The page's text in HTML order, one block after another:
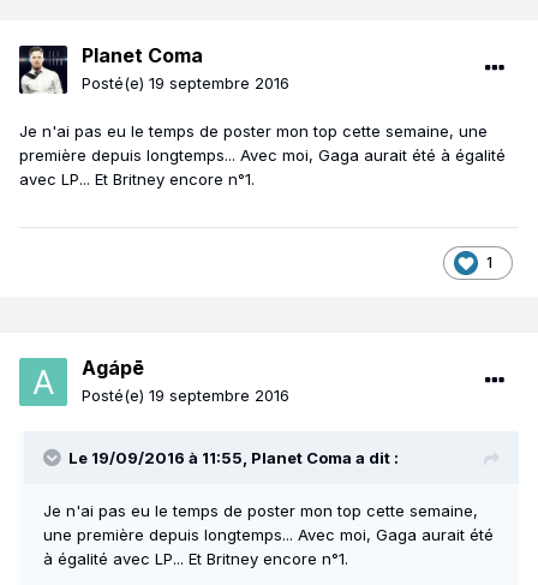
Planet Coma
Posté(e) 19 septembre 2016
Je n'ai pas eu le temps de poster mon top cette semaine, une
première depuis longtemps... Avec moi, Gaga aurait été à égalité
avec LP... Et Britney encore n°1.
1
Agápē
Posté(e) 19 septembre 2016
Le 19/09/2016 à 11:55, Planet Coma a dit :
Je n'ai pas eu le temps de poster mon top cette semaine,
une première depuis longtemps... Avec moi, Gaga aurait été
à égalité avec LP... Et Britney encore n°1.